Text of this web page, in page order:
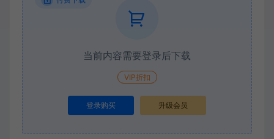
当前内容需要登录后下载
VIP折扣
登录购买 升级会员